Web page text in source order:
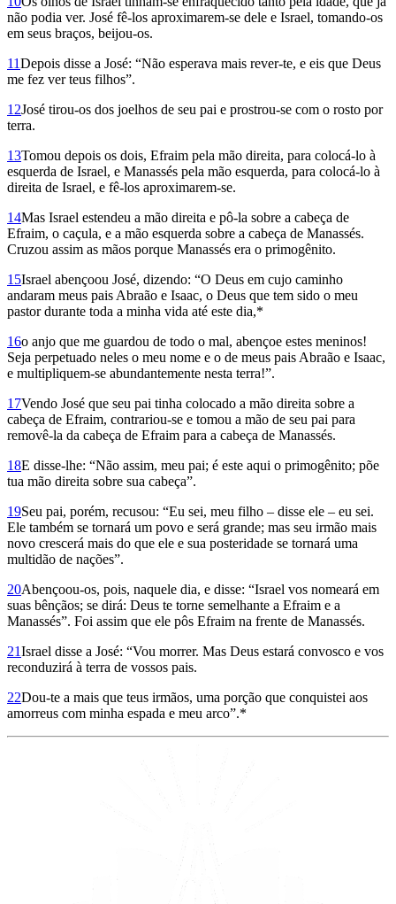
não podia ver. José fê-los aproximarem-se dele e Israel, tomando-os
em seus braços, beijou-os.
11Depois disse a José: “Não esperava mais rever-te, e eis que Deus
me fez ver teus filhos”.
12José tirou-os dos joelhos de seu pai e prostrou-se com o rosto por
terra.
13Tomou depois os dois, Efraim pela mão direita, para colocá-lo à
esquerda de Israel, e Manassés pela mão esquerda, para colocá-lo à
direita de Israel, e fê-los aproximarem-se.
14Mas Israel estendeu a mão direita e pô-la sobre a cabeça de
Efraim, o caçula, e a mão esquerda sobre a cabeça de Manassés.
Cruzou assim as mãos porque Manassés era o primogênito.
15Israel abençoou José, dizendo: “O Deus em cujo caminho
andaram meus pais Abraão e Isaac, o Deus que tem sido o meu
pastor durante toda a minha vida até este dia,*
16o anjo que me guardou de todo o mal, abençoe estes meninos!
Seja perpetuado neles o meu nome e o de meus pais Abraão e Isaac,
e multipliquem-se abundantemente nesta terra!”.
17Vendo José que seu pai tinha colocado a mão direita sobre a
cabeça de Efraim, contrariou-se e tomou a mão de seu pai para
removê-la da cabeça de Efraim para a cabeça de Manassés.
18E disse-lhe: “Não assim, meu pai; é este aqui o primogênito; põe
tua mão direita sobre sua cabeça”.
19Seu pai, porém, recusou: “Eu sei, meu filho – disse ele – eu sei.
Ele também se tornará um povo e será grande; mas seu irmão mais
novo crescerá mais do que ele e sua posteridade se tornará uma
multidão de nações”.
20Abençoou-os, pois, naquele dia, e disse: “Israel vos nomeará em
suas bênçãos; se dirá: Deus te torne semelhante a Efraim e a
Manassés”. Foi assim que ele pôs Efraim na frente de Manassés.
21Israel disse a José: “Vou morrer. Mas Deus estará convosco e vos
reconduzirá à terra de vossos pais.
22Dou-te a mais que teus irmãos, uma porção que conquistei aos
amorreus com minha espada e meu arco”.*